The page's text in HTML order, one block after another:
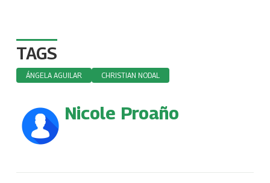
TAGS
ÁNGELA AGUILAR CHRISTIAN NODAL
Nicole Proaño